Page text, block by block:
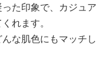
た印象で、カジュア
れます。
な肌色にもマッチし